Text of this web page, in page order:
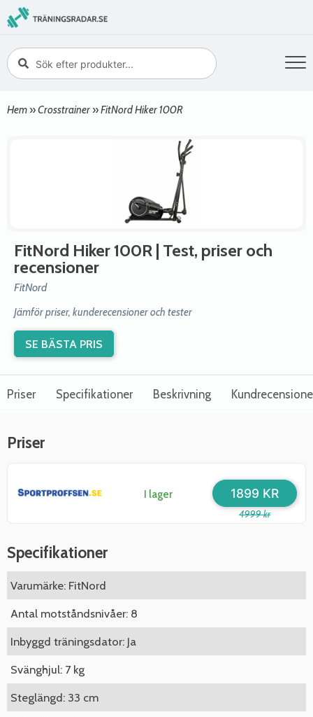
Hem »Crosstrainer »FitNord Hiker 100R
FitNord Hiker 100R | Test, priser och
recensioner
FitNord
Jämför priser, kunderecensioner och tester
SE BÄSTA PRIS
Priser Specifikationer Beskrivning
Priser
I lager
4999 kr
1899 KR
Specifikationer
Varumärke: FitNord
Antal motståndsnivåer: 8
Inbyggd träningsdator: Ja
Svänghjul: 7 kg
Steglängd: 33 cm